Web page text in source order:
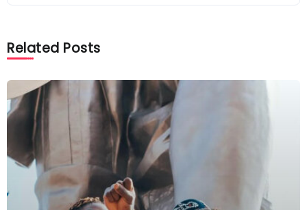
Related Posts